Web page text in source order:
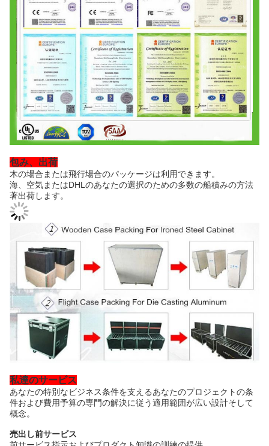
包み、出荷
木の場合または飛行場合のパッケージは利用できます。
海、空気またはDHLのあなたの選択のための多数の船積みの方法
著出荷します。
私達のサービス
あなたの特別なビジネス条件を支えるあなたのプロジェクトの条
件および費用予算の専門の解決に従う適用範囲が広い設計そして
概念。
売出し前サービス